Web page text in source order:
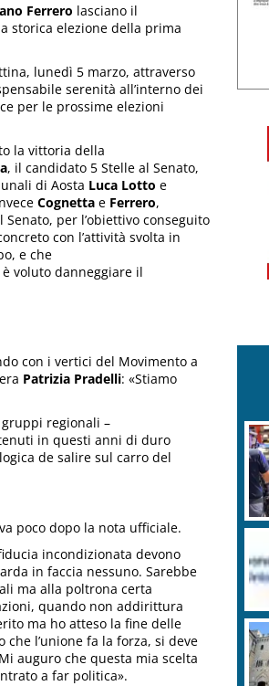
Ferrero lasciano il
storica elezione della prima
lunedì 5 marzo, attraverso
serenità all’interno dei
per le prossime elezioni
la vittoria della
, il candidato 5 Stelle al Senato,
di Aosta Luca Lotto e
Cognetta e Ferrero,
per l’obiettivo conseguito
con l’attività svolta in
e che
voluto danneggiare il
con i vertici del Movimento a
Patrizia Pradelli: «Stiamo
regionali –
in questi anni di duro
de salire sul carro del
poco dopo la nota ufficiale.
incondizionata devono
in faccia nessuno. Sarebbe
ma alla poltrona certa
quando non addirittura
ma ho atteso la fine delle
l’unione fa la forza, si deve
auguro che questa mia scelta
a far politica».